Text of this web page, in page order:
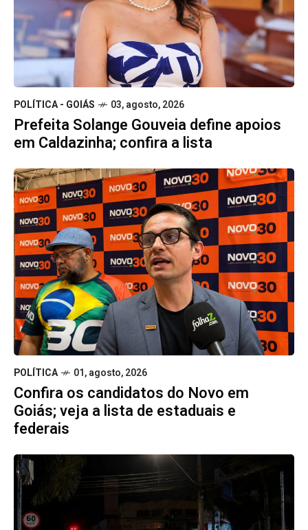
POLÍTICA - GOIÁS 03, agosto, 2026
Prefeita Solange Gouveia define apoios
em Caldazinha; confira a lista
POLÍTICA 01, agosto, 2026
Confira os candidatos do Novo em
Goiás; veja a lista de estaduais e
federais